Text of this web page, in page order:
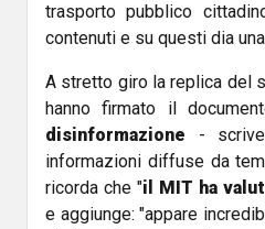
trasporto pubblico
contenuti e su questi dia
A stretto giro la replica del
hanno firmato il
disinformazione -
informazioni diffuse da
ricorda che "il MIT ha
e aggiunge: "appare